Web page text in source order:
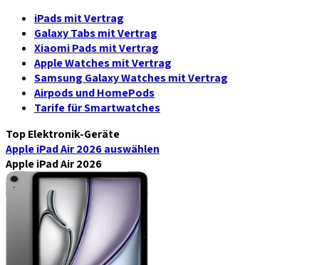
iPads mit Vertrag
Galaxy Tabs mit Vertrag
Xiaomi Pads mit Vertrag
Apple Watches mit Vertrag
Samsung Galaxy Watches mit Vertrag
Airpods und HomePods
Tarife für Smartwatches
Top Elektronik-Geräte
Apple iPad Air 2026auswählen
Apple iPad Air 2026